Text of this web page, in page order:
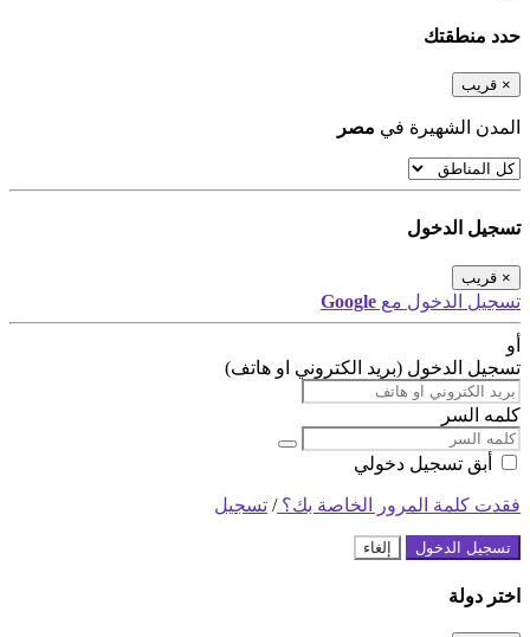
حدد منطقتك
× قريب
المدن الشهيرة في مصر
تسجيل الدخول
× قريب
تسجيل الدخول مع Google
أو
تسجيل الدخول (بريد الكتروني او هاتف)
كلمه السر
أبق تسجيل دخولي
فقدت كلمة المرور الخاصة بك؟/ تسجيل
تسجيل الدخول إلغاء
اختر دولة